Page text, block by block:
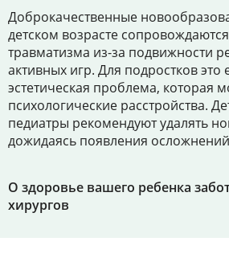
Доброкачественные
детском возрасте
травматизма из-за подвижности
активных игр. Для подростков
эстетическая проблема, которая
психологические расстройства.
педиатры рекомендуют удалять
дожидаясь появления
О здоровье вашего ребенка
хирургов
Записаться на